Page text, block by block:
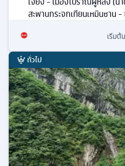
จางเจียเจี้ย
ที่พักระดับ
ถ้ำประตูสวรรค์ มืองโบราณเ
ภูเขาเทียนจื่อซาน
รถไฟความเร็วสูงประเทศจีน
เจียง - เมืองโบราณฝูหลง (น้
สะพานกระจกเทียนเหมินซาน
ซาน
เริ่มต้น